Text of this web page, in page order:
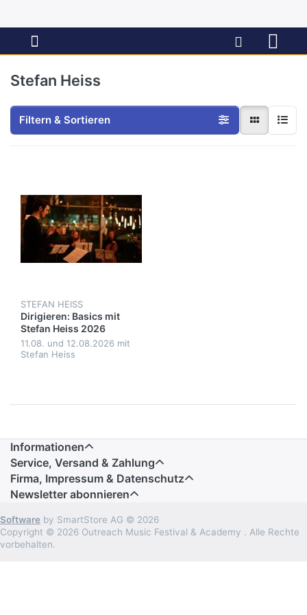
Stefan Heiss
Filtern & Sortieren
STEFAN HEISS
Dirigieren: Basics mit
Stefan Heiss 2026
11.08. und 12.08.2026 mit
Stefan Heiss
Informationen
Service, Versand & Zahlung
Firma, Impressum & Datenschutz
Newsletter abonnieren
Software by SmartStore AG © 2026
Copyright © 2026 Outreach Music Festival & Academy . Alle Rechte
vorbehalten.